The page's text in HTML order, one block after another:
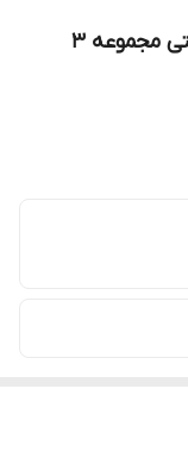
پایه میز عسلی مدل چوب نراد 45 سانتی مجموعه 3